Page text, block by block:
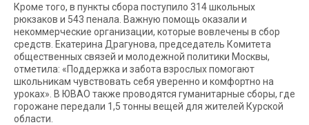
Кроме того, в пункты сбора поступило 314 школьных
рюкзаков и 543 пенала. Важную помощь оказали и
некоммерческие организации, которые вовлечены в сбор
средств. Екатерина Драгунова, председатель Комитета
общественных связей и молодежной политики Москвы,
отметила: «Поддержка и забота взрослых помогают
школьникам чувствовать себя уверенно и комфортно на
уроках». В ЮВАО также проводятся гуманитарные сборы, где
горожане передали 1,5 тонны вещей для жителей Курской
области.